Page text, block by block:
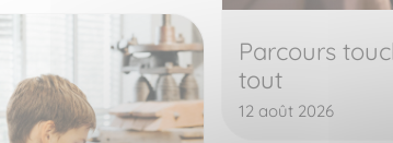
Parcours
tout
12 août 2026